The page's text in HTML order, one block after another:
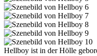
Hellboy ist in der Hölle